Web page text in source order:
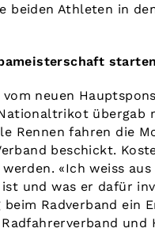
beiden Athleten in
starten
neuen
übergab
Rennen fahren die
beschickt.
«Ich weiss
und was er dafür
Radverband ein